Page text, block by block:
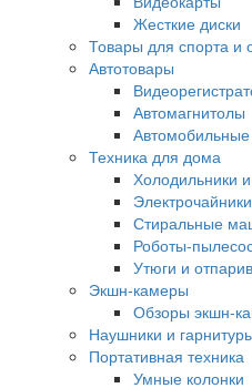
Жесткие диски
Товары для спорта и
Автотовары
Автомагнитолы
Техника для дома
Холодильники
Стиральные
Роботы-
Утюги и
Экшн-камеры
Обзоры экшн-
Наушники и
Портативная техника
Умные колонки